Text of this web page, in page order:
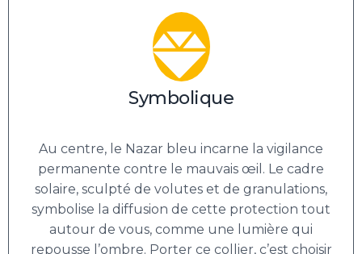
Symbolique
Au centre, le Nazar bleu incarne la vigilance
permanente contre le mauvais œil. Le cadre
solaire, sculpté de volutes et de granulations,
symbolise la diffusion de cette protection tout
autour de vous, comme une lumière qui
repousse l’ombre. Porter ce collier, c’est choisir